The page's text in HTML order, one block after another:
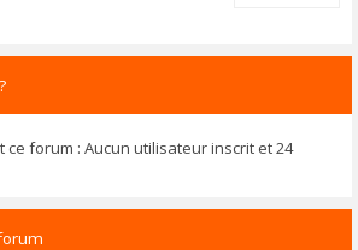
forum : Aucun utilisateur inscrit et 24